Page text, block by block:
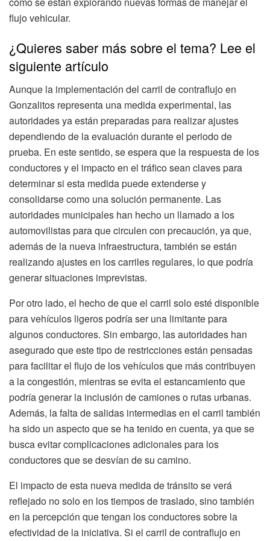
flujo vehicular.
¿Quieres saber más sobre el tema? Lee el
siguiente artículo
Aunque la implementación del carril de contraflujo en
Gonzalitos representa una medida experimental, las
autoridades ya están preparadas para realizar ajustes
dependiendo de la evaluación durante el periodo de
prueba. En este sentido, se espera que la respuesta de los
conductores y el impacto en el tráfico sean claves para
determinar si esta medida puede extenderse y
consolidarse como una solución permanente. Las
autoridades municipales han hecho un llamado a los
automovilistas para que circulen con precaución, ya que,
además de la nueva infraestructura, también se están
realizando ajustes en los carriles regulares, lo que podría
generar situaciones imprevistas.
Por otro lado, el hecho de que el carril solo esté disponible
para vehículos ligeros podría ser una limitante para
algunos conductores. Sin embargo, las autoridades han
asegurado que este tipo de restricciones están pensadas
para facilitar el flujo de los vehículos que más contribuyen
a la congestión, mientras se evita el estancamiento que
podría generar la inclusión de camiones o rutas urbanas.
Además, la falta de salidas intermedias en el carril también
ha sido un aspecto que se ha tenido en cuenta, ya que se
busca evitar complicaciones adicionales para los
conductores que se desvían de su camino.
El impacto de esta nueva medida de tránsito se verá
reflejado no solo en los tiempos de traslado, sino también
en la percepción que tengan los conductores sobre la
efectividad de la iniciativa. Si el carril de contraflujo en